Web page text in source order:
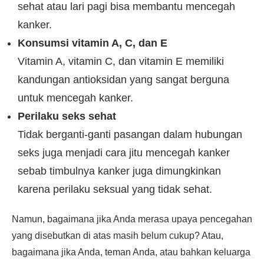
sehat atau lari pagi bisa membantu mencegah
kanker.
Konsumsi vitamin A, C, dan E
Vitamin A, vitamin C, dan vitamin E memiliki
kandungan antioksidan yang sangat berguna
untuk mencegah kanker.
Perilaku seks sehat
Tidak berganti-ganti pasangan dalam hubungan
seks juga menjadi cara jitu mencegah kanker
sebab timbulnya kanker juga dimungkinkan
karena perilaku seksual yang tidak sehat.
Namun, bagaimana jika Anda merasa upaya pencegahan
yang disebutkan di atas masih belum cukup? Atau,
bagaimana jika Anda, teman Anda, atau bahkan keluarga